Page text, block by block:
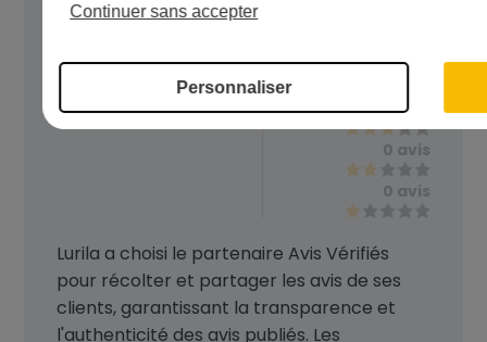
1 avis
1 avis
0 avis
0 avis
0 avis
Lurila a choisi le partenaire Avis Vérifiés
pour récolter et partager les avis de ses
clients, garantissant la transparence et
l'authenticité des avis publiés. Les
Continuer sans accepter
Personnaliser